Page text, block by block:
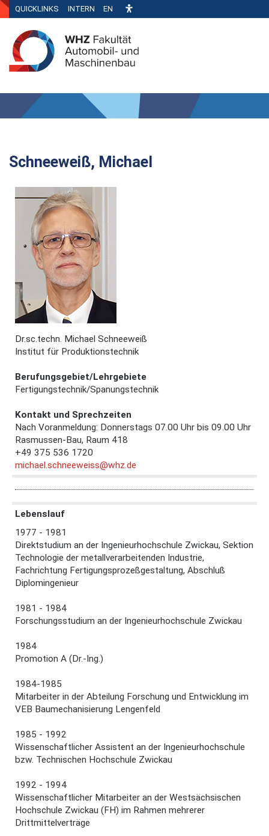
QUICKLINKS INTERN EN
Schneeweiß, Michael
Dr.sc.techn. Michael Schneeweiß
Institut für Produktionstechnik
Berufungsgebiet/Lehrgebiete
Fertigungstechnik/Spanungstechnik
Kontakt und Sprechzeiten
Nach Voranmeldung: Donnerstags 07.00 Uhr bis 09.00 Uhr
Rasmussen-Bau, Raum 418
+49 375 536 1720
michael.schneeweiss@whz.de
Lebenslauf
1977 - 1981
Direktstudium an der Ingenieurhochschule Zwickau, Sektion
Technologie der metallverarbeitenden Industrie,
Fachrichtung Fertigungsprozeßgestaltung, Abschluß
Diplomingenieur
1981 - 1984
Forschungsstudium an der Ingenieurhochschule Zwickau
1984
Promotion A (Dr.-Ing.)
1984-1985
Mitarbeiter in der Abteilung Forschung und Entwicklung im
VEB Baumechanisierung Lengenfeld
1985 - 1992
Wissenschaftlicher Assistent an der Ingenieurhochschule
bzw. Technischen Hochschule Zwickau
1992 - 1994
Wissenschaftlicher Mitarbeiter an der Westsächsischen
Hochschule Zwickau (FH) im Rahmen mehrerer
Drittmittelverträge